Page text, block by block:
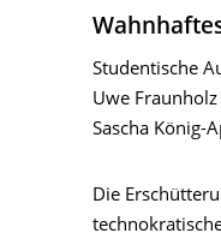
Studentische
Uwe
Sascha König-
Die